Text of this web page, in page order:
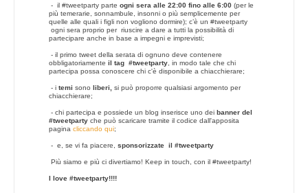
- il #tweetparty parte ogni sera alle 22:00 fino alle 6:00 (per le
più temerarie, sonnambule, insonni o più semplicemente per
quelle alle quali i figli non vogliono dormire); c’è un #tweetparty
ogni sera proprio per riuscire a dare a tutti la possibilità di
partecipare anche in base a impegni e imprevisti;
- il primo tweet della serata di ognuno deve contenere
obbligatoriamente il tag #tweetparty , in modo tale che chi
partecipa possa conoscere chi c'è disponibile a chiacchierare;
- i temi sono liberi,
si può proporre qualsiasi argomento per
chiacchierare;
- chi partecipa e possiede un blog inserisce uno dei banner del
#tweetparty che può scaricare tramite il codice dall'apposita
pagina cliccando qui;
- e, se vi fa piacere, sponsorizzate il #tweetparty
Più siamo e più ci divertiamo! Keep in touch, con il #tweetparty!
I love #tweetparty!!!!